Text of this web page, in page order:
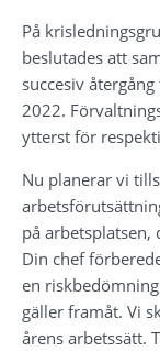
På
beslutades att
succesiv
2022.
ytterst för
Nu planerar vi
på arbetsplatsen,
Din chef
en
gäller framåt. Vi
årens arbetssätt.